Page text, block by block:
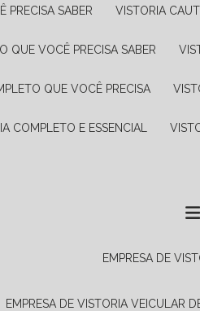
PRECISA SABER VISTORIA
QUE VOCÊ PRECISA SABER
QUE VOCÊ PRECISA
COMPLETO E ESSENCIAL
EMPRESA DE
EMPRESA DE VISTORIA VEICULAR